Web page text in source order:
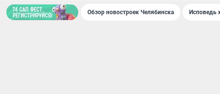
Обзор новостроек Челябинска Исповедь